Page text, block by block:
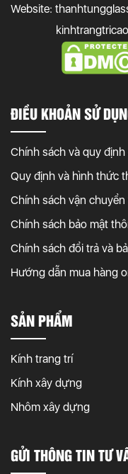
Website:
ĐIỀU KHOẢN SỬ
Chính sách và quy
Quy định và hình thức
Chính sách vận
Chính sách bảo mật
Chính sách đổi trả và
Hướng dẫn mua hàng
SẢN PHẨM
Kính trang trí
Kính xây dựng
Nhôm xây dựng
GỬI THÔNG TIN TƯ